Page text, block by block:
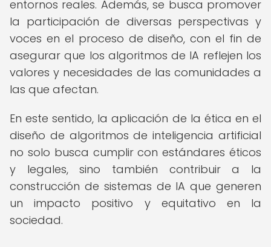
entornos reales. Además, se busca promover
la participación de diversas perspectivas y
voces en el proceso de diseño, con el fin de
asegurar que los algoritmos de IA reflejen los
valores y necesidades de las comunidades a
las que afectan.
En este sentido, la aplicación de la ética en el
diseño de algoritmos de inteligencia artificial
no solo busca cumplir con estándares éticos
y legales, sino también contribuir a la
construcción de sistemas de IA que generen
un impacto positivo y equitativo en la
sociedad.